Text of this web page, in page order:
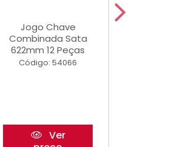
Jogo Chave
Combinada Sata
622mm 12 Peças
Código: 54066
Ver